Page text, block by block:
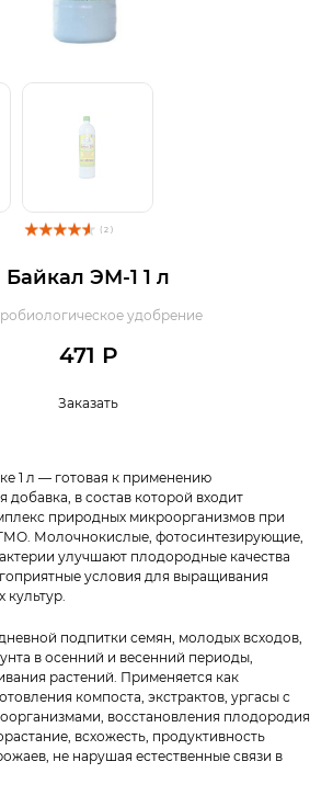
( 2 )
Байкал ЭМ-1 1 л
удобрение
471 Р
Заказать
1 л — готовая к применению
добавка, в состав которой входит
природных микроорганизмов при
Молочнокислые, фотосинтезирующие,
улучшают плодородные качества
условия для выращивания
культур.
подпитки семян, молодых всходов,
в осенний и весенний периоды,
растений. Применяется как
компоста, экстрактов, ургасы с
восстановления плодородия
всхожесть, продуктивность
не нарушая естественные связи в